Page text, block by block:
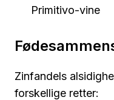
Primitivo-vine
Zinfandels
forskellige retter: